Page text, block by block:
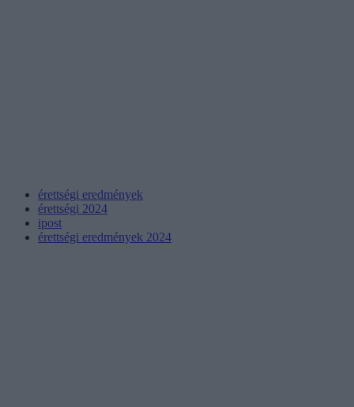
érettségi eredmények
érettségi 2024
ipost
érettségi eredmények 2024